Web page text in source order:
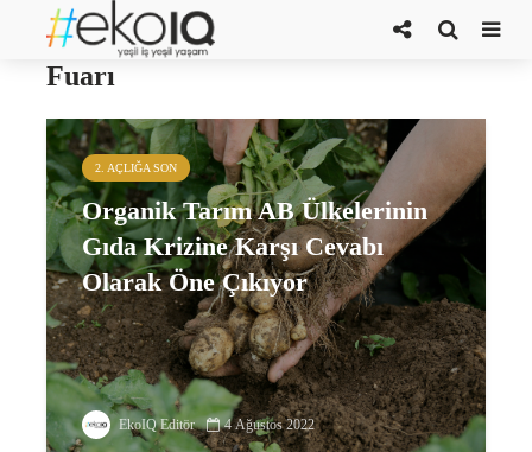
Biofach Organik Gıda Ürünleri
Fuarı
2. AÇLIĞA SON
Organik Tarım AB Ülkelerinin
Gıda Krizine Karşı Cevabı
Olarak Öne Çıkıyor
EkoIQ Editör 4 Ağustos 2022